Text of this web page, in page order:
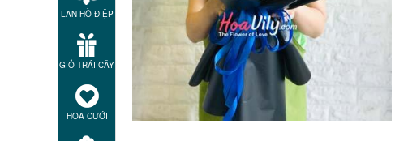
LAN HỒ ĐIỆP
GIỎ TRÁI CÂY
HOA CƯỚI